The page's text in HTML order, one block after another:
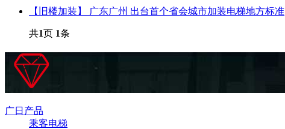
【旧楼加装】 广东广州 出台首个省会城市加装电梯地方标准
共1页 1条
广日产品
乘客电梯